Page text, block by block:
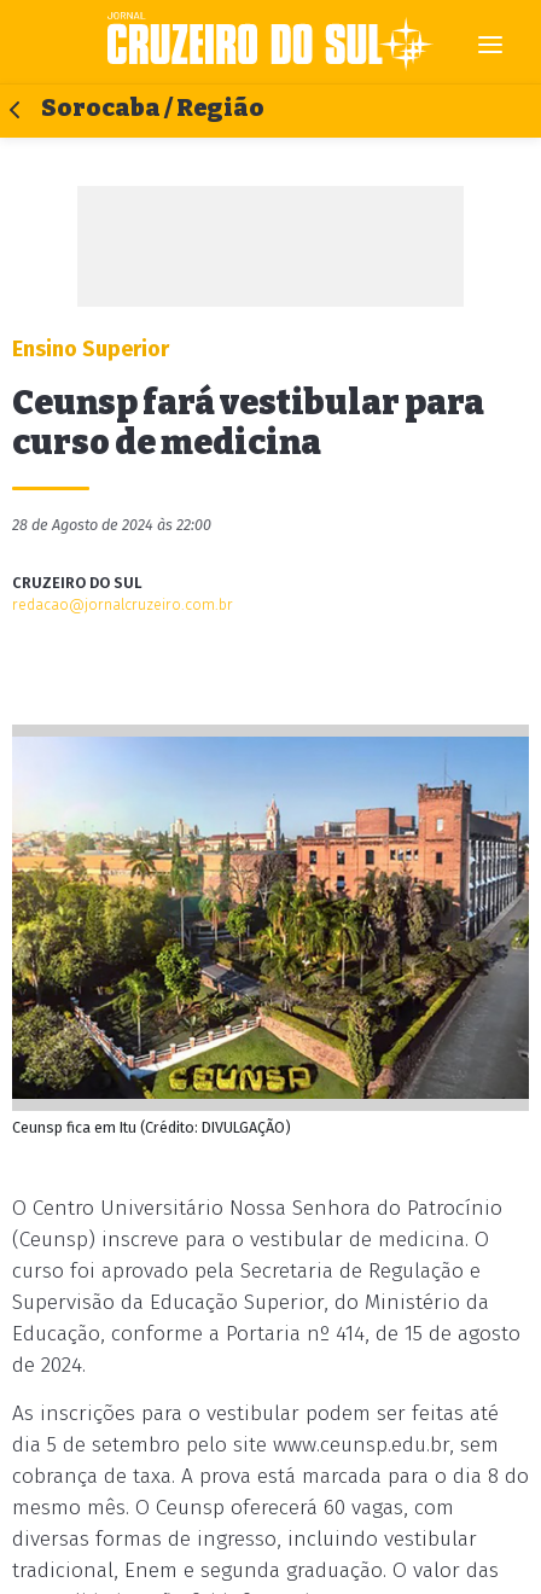
Sorocaba / Região
Ensino Superior
Ceunsp fará vestibular para
curso de medicina
28 de Agosto de 2024 às 22:00
CRUZEIRO DO SUL
redacao@jornalcruzeiro.com.br
Ceunsp fica em Itu (Crédito: DIVULGAÇÃO)
O Centro Universitário Nossa Senhora do Patrocínio
(Ceunsp) inscreve para o vestibular de medicina. O
curso foi aprovado pela Secretaria de Regulação e
Supervisão da Educação Superior, do Ministério da
Educação, conforme a Portaria nº 414, de 15 de agosto
de 2024.
As inscrições para o vestibular podem ser feitas até
dia 5 de setembro pelo site www.ceunsp.edu.br, sem
cobrança de taxa. A prova está marcada para o dia 8 do
mesmo mês. O Ceunsp oferecerá 60 vagas, com
diversas formas de ingresso, incluindo vestibular
tradicional, Enem e segunda graduação. O valor das